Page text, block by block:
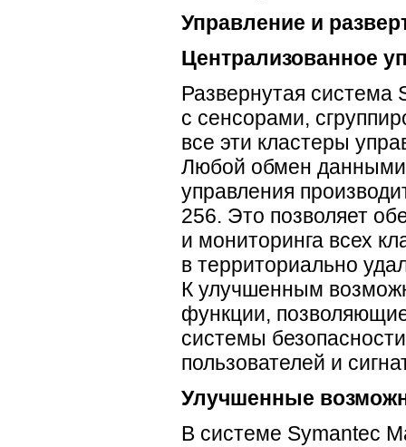
Управление и
Централизованное
Развернутая система
с сенсорами,
все эти кластеры
Любой обмен данными
управления
256. Это позволяет
и мониторинга всех
в территориально
К улучшенным
функции,
системы
пользователей и
Улучшенные
В системе Symantec